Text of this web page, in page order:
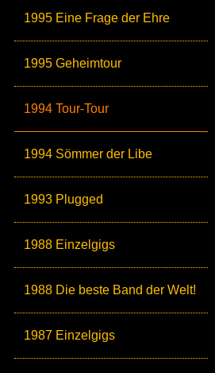
1995 Eine Frage der Ehre
1995 Geheimtour
1994 Tour-Tour
1994 Sömmer der Libe
1993 Plugged
1988 Einzelgigs
1988 Die beste Band der Welt!
1987 Einzelgigs